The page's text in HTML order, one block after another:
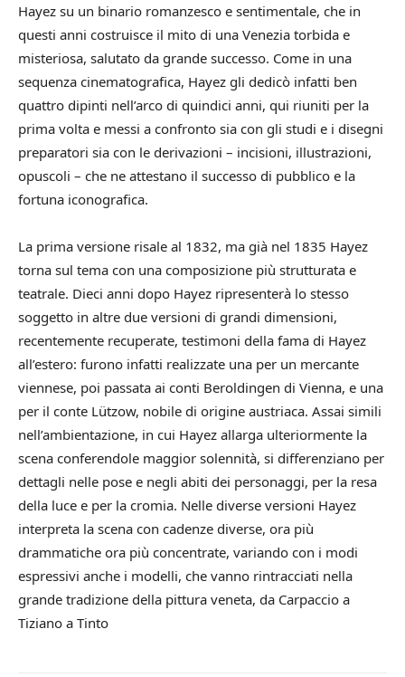
Hayez su un binario romanzesco e sentimentale, che in
questi anni costruisce il mito di una Venezia torbida e
misteriosa, salutato da grande successo. Come in una
sequenza cinematografica, Hayez gli dedicò infatti ben
quattro dipinti nell’arco di quindici anni, qui riuniti per la
prima volta e messi a confronto sia con gli studi e i disegni
preparatori sia con le derivazioni – incisioni, illustrazioni,
opuscoli – che ne attestano il successo di pubblico e la
fortuna iconografica.
La prima versione risale al 1832, ma già nel 1835 Hayez
torna sul tema con una composizione più strutturata e
teatrale. Dieci anni dopo Hayez ripresenterà lo stesso
soggetto in altre due versioni di grandi dimensioni,
recentemente recuperate, testimoni della fama di Hayez
all’estero: furono infatti realizzate una per un mercante
viennese, poi passata ai conti Beroldingen di Vienna, e una
per il conte Lützow, nobile di origine austriaca. Assai simili
nell’ambientazione, in cui Hayez allarga ulteriormente la
scena conferendole maggior solennità, si differenziano per
dettagli nelle pose e negli abiti dei personaggi, per la resa
della luce e per la cromia. Nelle diverse versioni Hayez
interpreta la scena con cadenze diverse, ora più
drammatiche ora più concentrate, variando con i modi
espressivi anche i modelli, che vanno rintracciati nella
grande tradizione della pittura veneta, da Carpaccio a
Tiziano a Tinto